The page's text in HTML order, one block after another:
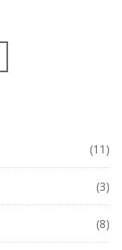
(11)
(3)
(8)